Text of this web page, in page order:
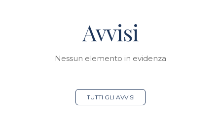
Avvisi
Nessun elemento in evidenza
TUTTI GLI AVVISI